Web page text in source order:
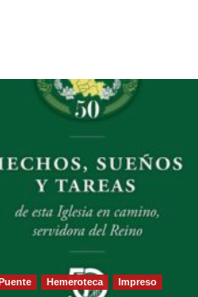
Hemeroteca Impreso